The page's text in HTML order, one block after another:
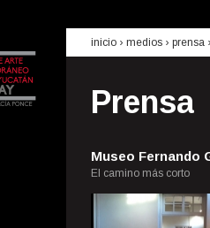
inicio › medios › prensa
Prensa
Museo Fernando
El camino más corto